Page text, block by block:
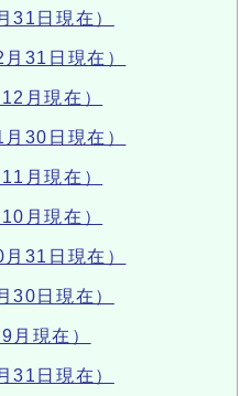
31日現在）
31日現在）
月現在）
30日現在）
月現在）
月現在）
31日現在）
30日現在）
月現在）
31日現在）